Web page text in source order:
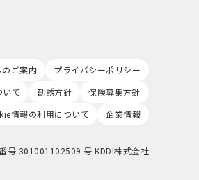
ご案内
プライバシーポリシー
いて 勧誘方針
保険募集方針
情報の利用について 企業情報
号 301001102509 号 KDDI株式会社